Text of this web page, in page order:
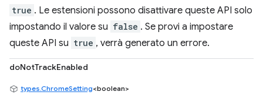
true . Le estensioni possono disattivare queste API solo
impostando il valore su false . Se provi a impostare
queste API su true , verrà generato un errore.
doNotTrackEnabled
types.ChromeSetting<boolean>